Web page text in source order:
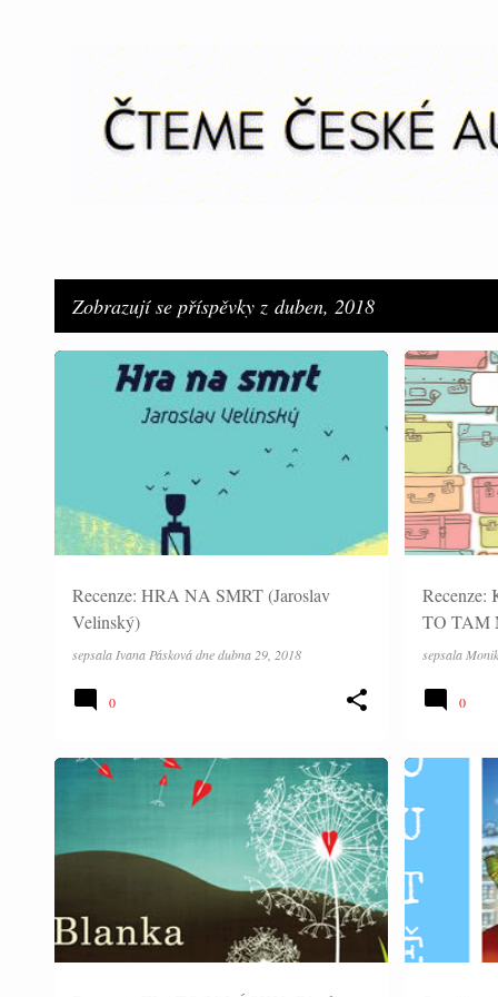
Zobrazují se příspěvky z duben, 2018
s
p
Recenze: HRA NA SMRT (Jaroslav
Velinský)
sepsala Ivana Pásková dnedubna 29, 2018
RECENZE
0
TO TAM
sepsala
RECENZE
0